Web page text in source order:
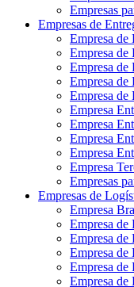
Empresas
Empresas de
Empresa de
Empresa de
Empresa de
Empresa de
Empresa de
Empresa
Empresa
Empresa
Empresa
Empresa
Empresas
Empresas de
Empresa
Empresa de
Empresa de
Empresa de
Empresa de
Empresa de